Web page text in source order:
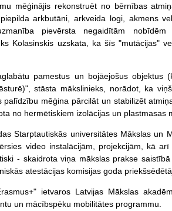
mēģinājis rekonstruēt no bērnības
arkbutāni, arkveida logi, akmens
pievērsta negaidītām nobīdēm
Kolasinskis uzskata, ka šīs "mutācijas"
pamestus un bojāejošus objektus
stāsta mākslinieks, norādot, ka
palīdzību mēģina pārcilāt un stabilizēt
no hermētiskiem izolācijas un plastmasas
Starptautiskās universitātes Mākslas un
video instalācijām, projekcijām, kā
- skaidrota viņa mākslas prakse
atestācijas komisijas goda
ietvaros Latvijas Mākslas
un mācībspēku mobilitātes programmu.